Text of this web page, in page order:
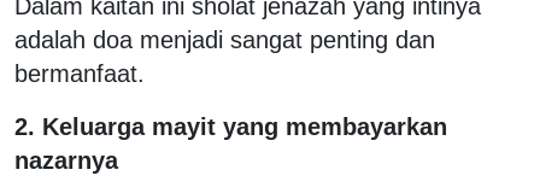
Dalam kaitan ini sholat jenazah yang intinya
adalah doa menjadi sangat penting dan
bermanfaat.
2. Keluarga mayit yang membayarkan
nazarnya